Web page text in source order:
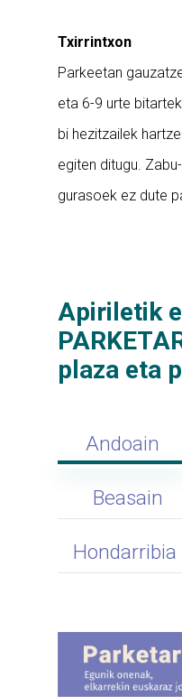
Txirrintxon
Parkeetan
eta 6-9 urte
bi hezitzailek
egiten ditugu.
gurasoek ez dute
Apiriletik
plaza eta
Andoain
Beasain
Hondarribia